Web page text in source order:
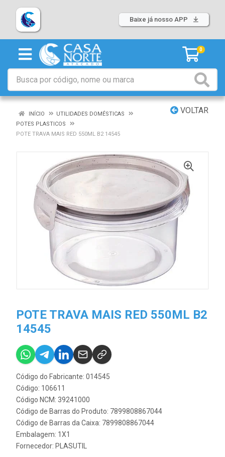
Baixe já nosso APP
0
VOLTAR
INÍCIO
UTILIDADES DOMÉSTICAS
POTES PLASTICOS
POTE TRAVA MAIS RED 550ML B2 14545
POTE TRAVA MAIS RED 550ML B2
14545
Código do Fabricante: 014545
Código: 106611
Código NCM: 39241000
Código de Barras do Produto: 7899808867044
Código de Barras da Caixa: 7899808867044
Embalagem: 1X1
Fornecedor: PLASUTIL